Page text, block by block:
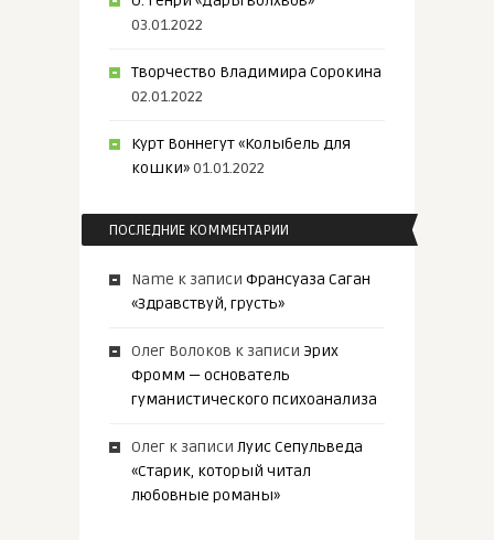
03.01.2022
Творчество Владимира Сорокина
02.01.2022
Курт Воннегут «Колыбель для
кошки» 01.01.2022
ПОСЛЕДНИЕ КОММЕНТАРИИ
Name к записи Франсуаза Саган
«Здравствуй, грусть»
Олег Волоков к записи Эрих
Фромм — основатель
гуманистического психоанализа
Олегк записи Луис Сепульведа
«Старик, который читал
любовные романы»